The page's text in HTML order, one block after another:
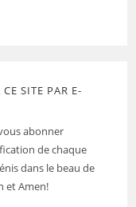
SITE PAR E-
abonner
de chaque
dans le beau de
et Amen!